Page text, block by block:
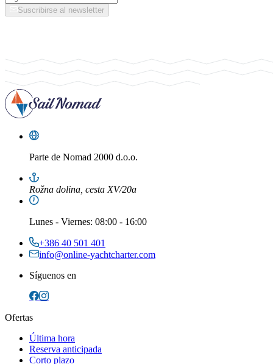
Suscribirse al newsletter
Parte de Nomad 2000 d.o.o.
Rožna dolina, cesta XV/20a
Lunes - Viernes: 08:00 - 16:00
+386 40 501 401
info@online-yachtcharter.com
Síguenos en
Ofertas
Última hora
Reserva anticipada
Corto plazo